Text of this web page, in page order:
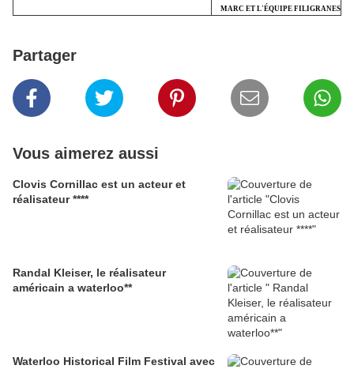
MARC ET L'ÉQUIPE FILIGRANES
Partager
Vous aimerez aussi
Clovis Cornillac est un acteur et
réalisateur ****
Randal Kleiser, le réalisateur
américain a waterloo**
Waterloo Historical Film Festival avec